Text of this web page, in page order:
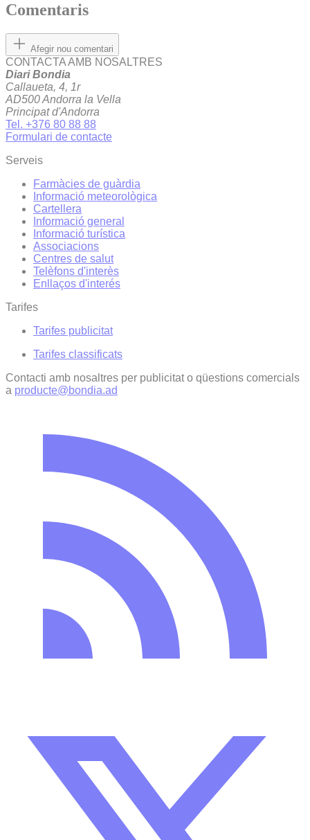
Comentaris
Afegir nou comentari
CONTACTA AMB NOSALTRES
Diari Bondia
Callaueta, 4, 1r
AD500 Andorra la Vella
Principat d'Andorra
Tel. +376 80 88 88
Formulari de contacte
Serveis
Farmàcies de guàrdia
Informació meteorològica
Cartellera
Informació general
Informació turística
Associacions
Centres de salut
Telèfons d'interès
Enllaços d'interés
Tarifes
Tarifes publicitat
Tarifes classificats
Contacti amb nosaltres per publicitat o qüestions comercials
a producte@bondia.ad